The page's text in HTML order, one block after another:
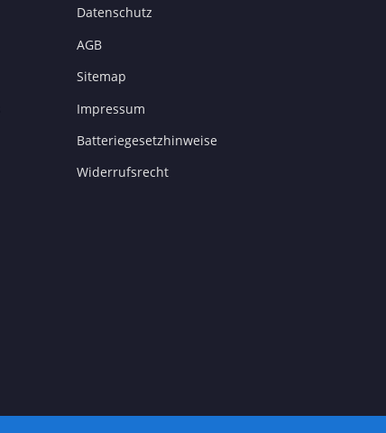
Datenschutz
AGB
Sitemap
Impressum
Batteriegesetzhinweise
Widerrufsrecht